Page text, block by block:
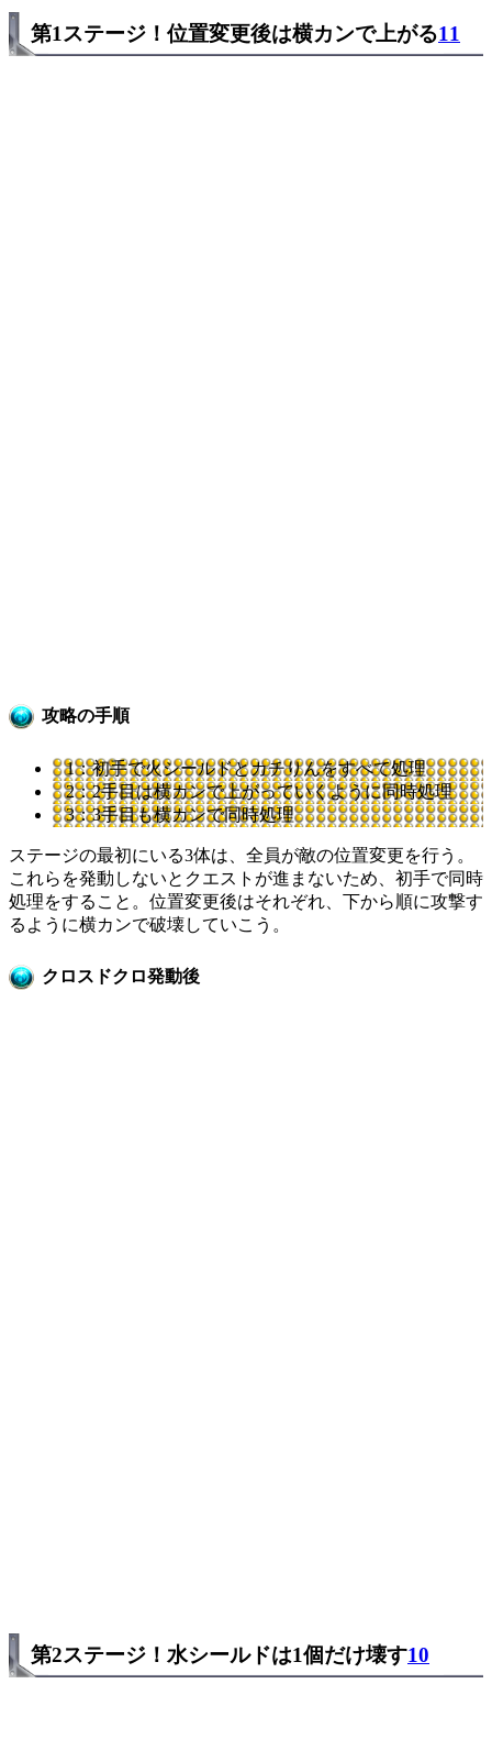
第1ステージ！位置変更後は横カンで上がる11
攻略の手順
1：初手で火シールドとカチりんをすべて処理
2：2手目は横カンで上がっていくように同時処理
3：3手目も横カンで同時処理
ステージの最初にいる3体は、全員が敵の位置変更を行う。
これらを発動しないとクエストが進まないため、初手で同時
処理をすること。位置変更後はそれぞれ、下から順に攻撃す
るように横カンで破壊していこう。
クロスドクロ発動後
第2ステージ！水シールドは1個だけ壊す10